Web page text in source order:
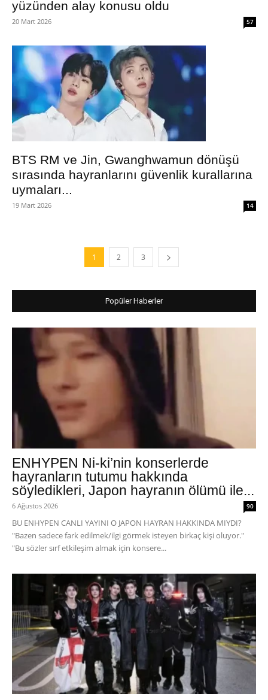
yüzünden alay konusu oldu
20 Mart 2026 57
BTS RM ve Jin, Gwanghwamun dönüşü
sırasında hayranlarını güvenlik kurallarına
uymaları...
19 Mart 2026 14
1 2 3
Popüler Haberler
ENHYPEN Ni-ki’nin konserlerde
hayranların tutumu hakkında
söyledikleri, Japon hayranın ölümü ile...
6 Ağustos 2026 90
BU ENHYPEN CANLI YAYINI O JAPON HAYRAN HAKKINDA MIYDI?
"Bazen sadece fark edilmek/ilgi görmek isteyen birkaç kişi oluyor."
"Bu sözler sırf etkileşim almak için konsere...